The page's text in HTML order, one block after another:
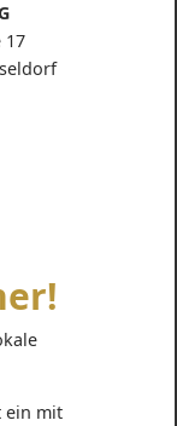
17
ein mit